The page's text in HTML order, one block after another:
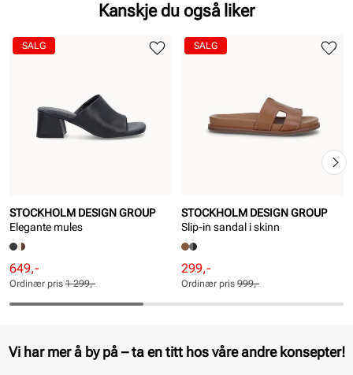
Kanskje du også liker
STOCKHOLM DESIGN GROUP
Elegante mules
Rabattert
pris
Pris
649,-
Ordinær
pris
Pris
Ordinær pris 1 299,-
SALG
STOCKHOLM DESIGN GROUP
Slip-in sandal i skinn
Rabattert
pris
Pris
299,-
Ordinær
pris
Pris
Ordinær pris 999,-
SALG
Vi har mer å by på – ta en titt hos våre andre konsepter!